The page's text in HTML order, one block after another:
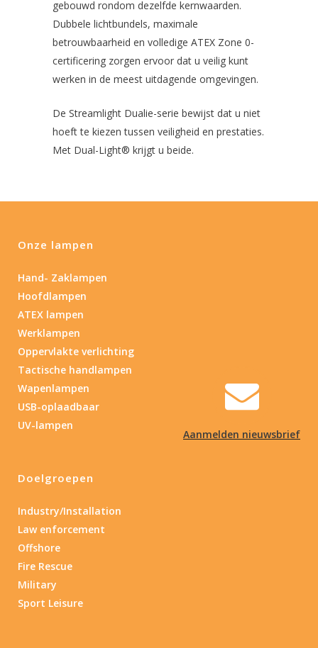
Aanmelden nieuwsbrief
gebouwd rondom dezelfde kernwaarden.
Dubbele lichtbundels, maximale
betrouwbaarheid en volledige ATEX Zone 0-
certificering zorgen ervoor dat u veilig kunt
werken in de meest uitdagende omgevingen.
De Streamlight Dualie-serie bewijst dat u niet
hoeft te kiezen tussen veiligheid en prestaties.
Met Dual-Light® krijgt u beide.
Onze lampen
Hand- Zaklampen
Hoofdlampen
ATEX lampen
Werklampen
Oppervlakte verlichting
Tactische handlampen
Wapenlampen
USB-oplaadbaar
UV-lampen
Doelgroepen
Industry/Installation
Law enforcement
Offshore
Fire Rescue
Military
Sport Leisure